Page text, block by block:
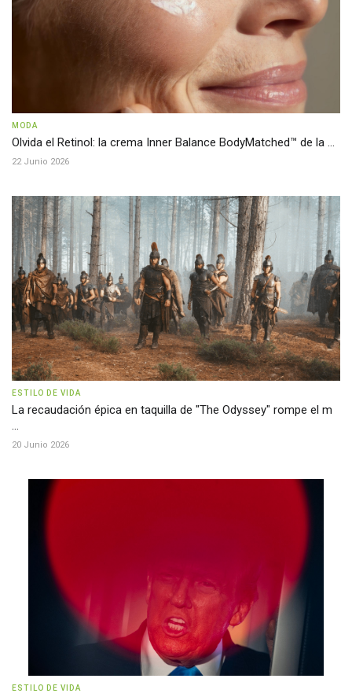
MODA
Olvida el Retinol: la crema Inner Balance BodyMatched™ de la ...
22 Junio 2026
ESTILO DE VIDA
La recaudación épica en taquilla de "The Odyssey" rompe el m
...
20 Junio 2026
ESTILO DE VIDA